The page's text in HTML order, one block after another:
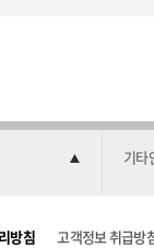
기타
방침 고객정보 취급방